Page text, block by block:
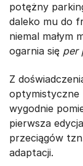
potężny
daleko mu do
niemal małym
ogarnia się per
Z
optymistyczne
wygodnie
pierwsza
przeciągów
adaptacji.